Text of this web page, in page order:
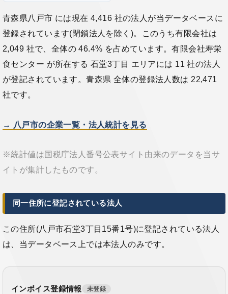
青森県八戸市 には現在 4,416 社の法人が当データベースに
登録されています(閉鎖法人を除く)。このうち有限会社は
2,049 社で、全体の 46.4% を占めています。有限会社寿栄
食センター が所在する 石堂3丁目 エリアには 11 社の法人
が登記されています。青森県 全体の登録法人数は 22,471
社です。
→ 八戸市の企業一覧・法人統計を見る
※統計値は国税庁法人番号公表サイト由来のデータを当サ
イトが集計したものです。
同一住所に登記されている法人
この住所(八戸市石堂3丁目15番1号)に登記されている法人
は、当データベース上では本法人のみです。
インボイス登録情報 未登録